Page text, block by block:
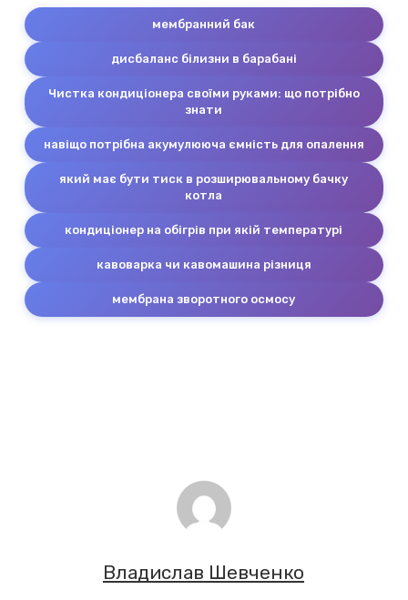
мембранний бак
дисбаланс білизни в барабані
Чистка кондиціонера своїми руками: що потрібно
знати
навіщо потрібна акумулююча ємність для опалення
який має бути тиск в розширювальному бачку
котла
кондиціонер на обігрів при якій температурі
кавоварка чи кавомашина різниця
мембрана зворотного осмосу
Владислав Шевченко